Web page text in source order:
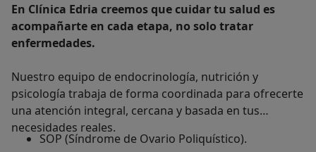
En Clínica Edria creemos que cuidar tu salud es
acompañarte en cada etapa, no solo tratar
enfermedades.
Nuestro equipo de endocrinología, nutrición y
psicología trabaja de forma coordinada para ofrecerte
una atención integral, cercana y basada en tus
necesidades reales.
SOP (Síndrome de Ovario Poliquístico).